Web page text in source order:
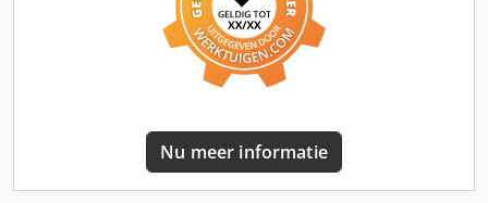
Nu meer informatie